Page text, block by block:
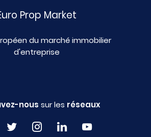
Prop Market
du marché immobilier
d'entreprise
nous sur les réseaux